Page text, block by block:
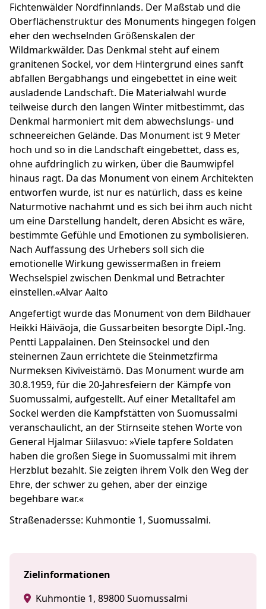
Fichtenwälder Nordfinnlands. Der Maßstab und die
Oberflächenstruktur des Monuments hingegen folgen
eher den wechselnden Größenskalen der
Wildmarkwälder. Das Denkmal steht auf einem
granitenen Sockel, vor dem Hintergrund eines sanft
abfallen Bergabhangs und eingebettet in eine weit
ausladende Landschaft. Die Materialwahl wurde
teilweise durch den langen Winter mitbestimmt, das
Denkmal harmoniert mit dem abwechslungs- und
schneereichen Gelände. Das Monument ist 9 Meter
hoch und so in die Landschaft eingebettet, dass es,
ohne aufdringlich zu wirken, über die Baumwipfel
hinaus ragt. Da das Monument von einem Architekten
entworfen wurde, ist nur es natürlich, dass es keine
Naturmotive nachahmt und es sich bei ihm auch nicht
um eine Darstellung handelt, deren Absicht es wäre,
bestimmte Gefühle und Emotionen zu symbolisieren.
Nach Auffassung des Urhebers soll sich die
emotionelle Wirkung gewissermaßen in freiem
Wechselspiel zwischen Denkmal und Betrachter
einstellen.«Alvar Aalto
Angefertigt wurde das Monument von dem Bildhauer
Heikki Häiväoja, die Gussarbeiten besorgte Dipl.-Ing.
Pentti Lappalainen. Den Steinsockel und den
steinernen Zaun errichtete die Steinmetzfirma
Nurmeksen Kiviveistämö. Das Monument wurde am
30.8.1959, für die 20-Jahresfeiern der Kämpfe von
Suomussalmi, aufgestellt. Auf einer Metalltafel am
Sockel werden die Kampfstätten von Suomussalmi
veranschaulicht, an der Stirnseite stehen Worte von
General Hjalmar Siilasvuo: »Viele tapfere Soldaten
haben die großen Siege in Suomussalmi mit ihrem
Herzblut bezahlt. Sie zeigten ihrem Volk den Weg der
Ehre, der schwer zu gehen, aber der einzige
begehbare war.«
Straßenadersse: Kuhmontie 1, Suomussalmi.
Zielinformationen
Kuhmontie 1, 89800 Suomussalmi